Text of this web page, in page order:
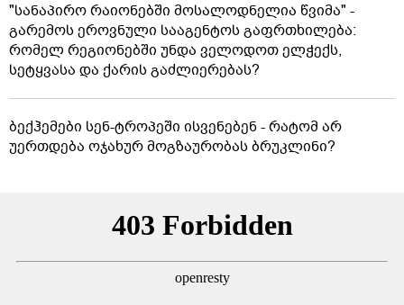
"სანაპირო რაიონებში მოსალოდნელია წვიმა" -
გარემოს ეროვნული სააგენტოს გაფრთხილება:
რომელ რეგიონებში უნდა ველოდოთ ელჭექს,
სეტყვასა და ქარის გაძლიერებას?
ბექჰემები სენ-ტროპეში ისვენებენ - რატომ არ
უერთდება ოჯახურ მოგზაურობას ბრუკლინი?